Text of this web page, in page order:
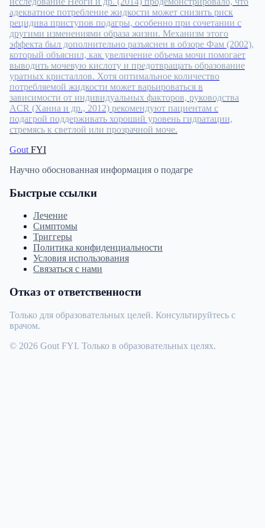
адекватное потребление жидкости может снизить риск
рецидива приступов подагры, особенно при сочетании с
другими изменениями образа жизни. Механизм этого
эффекта был дополнительно разъяснен в обзоре Фам (2002),
который объяснил, как увеличение объема мочи помогает
выводить мочевую кислоту и предотвращать образование
уратных кристаллов. Хотя оптимальное количество
потребляемой жидкости может варьироваться в
зависимости от индивидуальных факторов, руководства
ACR (Ханна и др., 2012) рекомендуют пациентам с
подагрой поддерживать хороший уровень гидратации,
стремясь к светлой или прозрачной моче.
Gout FYI
Научно обоснованная информация о подагре
Быстрые ссылки
Лечение
Симптомы
Триггеры
Политика конфиденциальности
Условия использования
Связаться с нами
Отказ от ответственности
Только для образовательных целей. Консультируйтесь с
врачом.
© 2026 Gout FYI. Только в образовательных целях.